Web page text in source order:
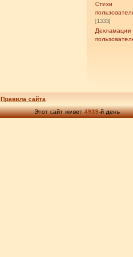
Стихи
[1333]
Декламации
Правила сайта
Этот сайт живет4939-й день